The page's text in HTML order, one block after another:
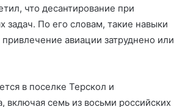
что десантирование при
По его словам, такие навыки
авиации затруднено или
в поселке Терскол и
включая семь из восьми российских